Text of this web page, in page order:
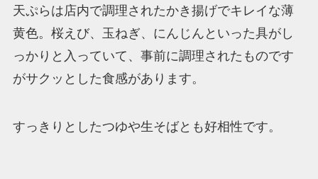
天ぷらは店内で調理されたかき揚げでキレイな薄
黄色。桜えび、玉ねぎ、にんじんといった具がし
っかりと入っていて、事前に調理されたものです
がサクッとした食感があります。
すっきりとしたつゆや生そばとも好相性です。